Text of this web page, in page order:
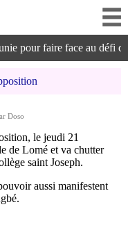
pour faire face au défi
Doso
le jeudi 21
de Lomé et va chutter
saint Joseph.
aussi manifestent